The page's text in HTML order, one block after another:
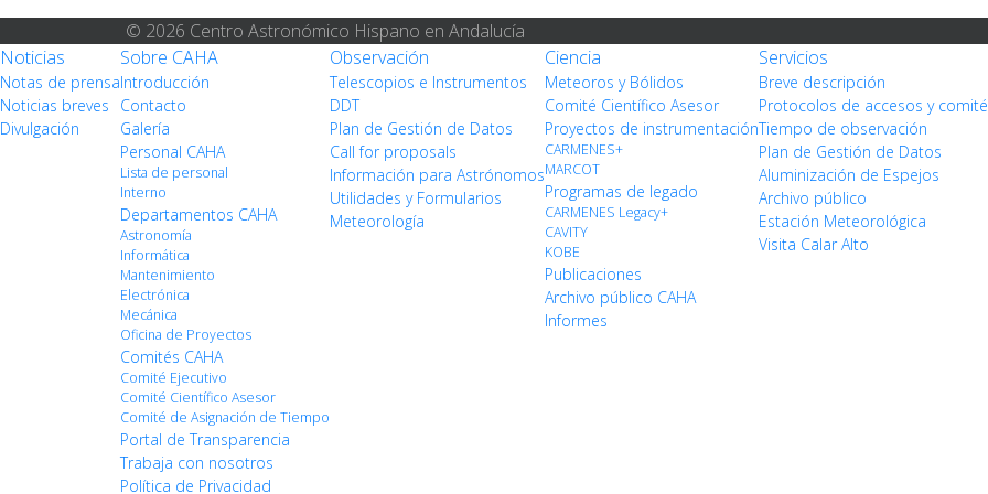
© 2026 Centro Astronómico Hispano en Andalucía
Noticias
Notas de prensa
Noticias breves
Divulgación
Sobre CAHA
Introducción
Contacto
Galería
Personal CAHA
Lista de personal
Interno
Departamentos CAHA
Astronomía
Informática
Mantenimiento
Electrónica
Mecánica
Oficina de Proyectos
Comités CAHA
Comité Ejecutivo
Comité Científico Asesor
Comité de Asignación de Tiempo
Portal de Transparencia
Trabaja con nosotros
Política de Privacidad
Observación
Telescopios e Instrumentos
DDT
Plan de Gestión de Datos
Call for proposals
Información para Astrónomos
Utilidades y Formularios
Meteorología
Ciencia
Meteoros y Bólidos
Comité Científico Asesor
Proyectos de instrumentación
CARMENES+
MARCOT
Programas de legado
CARMENES Legacy+
CAVITY
KOBE
Publicaciones
Archivo público CAHA
Informes
Servicios
Breve descripción
Protocolos de accesos y
Tiempo de observación
Plan de Gestión de Datos
Aluminización de Espejos
Archivo público
Estación Meteorológica
Visita Calar Alto